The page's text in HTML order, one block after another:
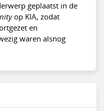
geplaatst in de
op KIA, zodat
en
waren alsnog